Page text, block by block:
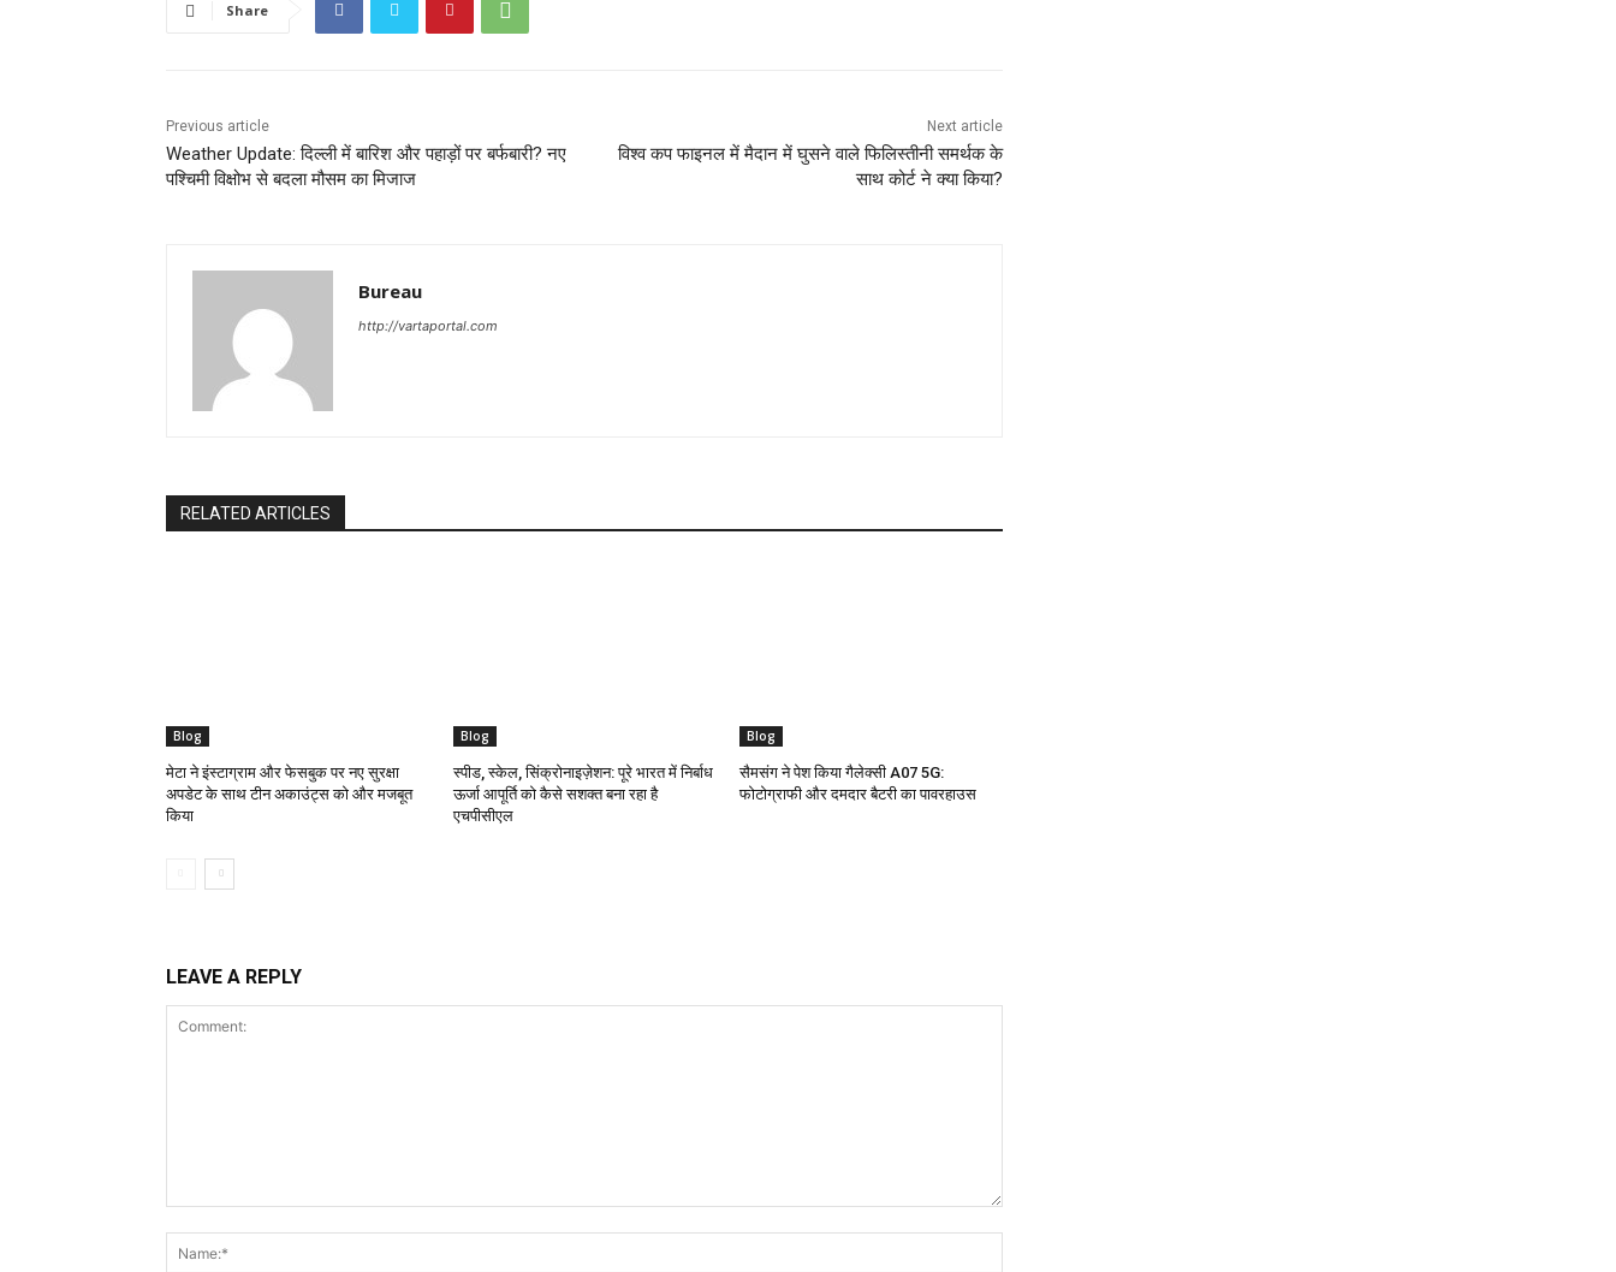
Share
Previous article
Weather Update: दिल्ली में बारिश और पहाड़ों पर बर्फबारी? नए
पश्चिमी विक्षोभ से बदला मौसम का मिजाज
Next article
विश्व कप फाइनल में मैदान में घुसने वाले फिलिस्तीनी समर्थक के
साथ कोर्ट ने क्या किया?
Bureau
http://vartaportal.com
RELATED ARTICLES
Blog
मेटा ने इंस्टाग्राम और फेसबुक पर नए सुरक्षा
अपडेट के साथ टीन अकाउंट्स को और मजबूत
किया
Blog
स्पीड, स्केल, सिंक्रोनाइज़ेशन: पूरे भारत में निर्बाध
ऊर्जा आपूर्ति को कैसे सशक्त बना रहा है
एचपीसीएल
Blog
सैमसंग ने पेश किया गैलेक्सी A07 5G:
फोटोग्राफी और दमदार बैटरी का पावरहाउस
LEAVE A REPLY